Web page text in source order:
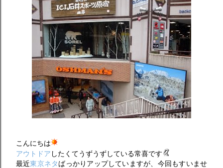
こんにちは
アウトドア したくてうずうずしている常喜です
最近東京ネタ ばっかりアップしていますが、今回もすいませ